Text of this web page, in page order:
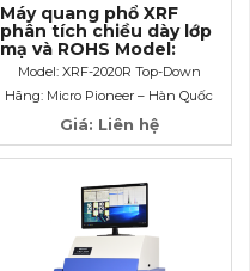
Máy quang phổ XRF
phân tích chiều dày lớp
mạ và ROHS Model:
XRF-2020R Top-Down
Model: XRF-2020R Top-Down
Hãng: Micro Pioneer – Hàn Quốc
Giá: Liên hệ